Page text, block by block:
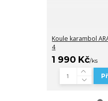
Koule karambol
4
1 990 Kč/ks